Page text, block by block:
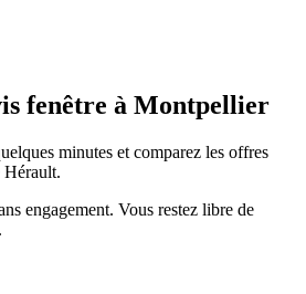
fenêtre à Montpellier
minutes et comparez les offres
Hérault.
engagement. Vous restez libre de